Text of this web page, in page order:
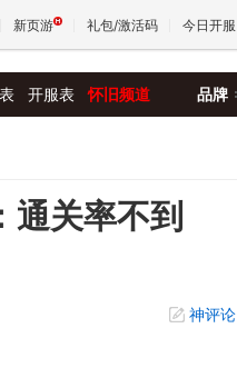
新页游 礼包/激活码 今日开服
开服表 怀旧频道 品牌
关率不到
神评论